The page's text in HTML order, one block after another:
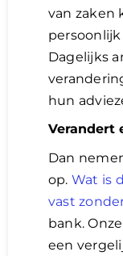
van zaken
Dagelijks
hun
Verandert
Dan
op. Wat is
vast
bank.
een